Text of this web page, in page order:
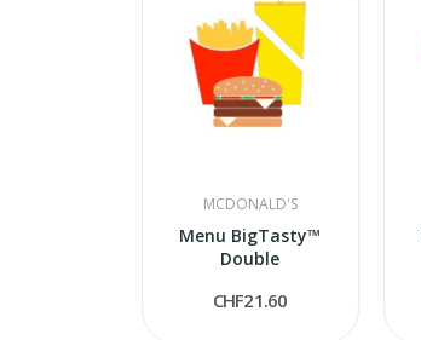
MCDONALD'S
Menu BigTasty™
Double
CHF21.60